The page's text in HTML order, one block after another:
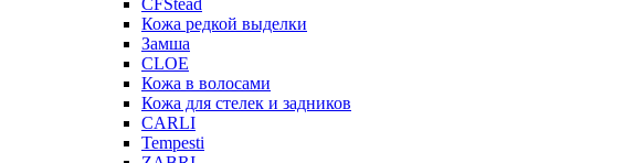
CFStead
Кожа редкой выделки
Замша
CLOE
Кожа в волосами
Кожа для стелек и задников
CARLI
Tempesti